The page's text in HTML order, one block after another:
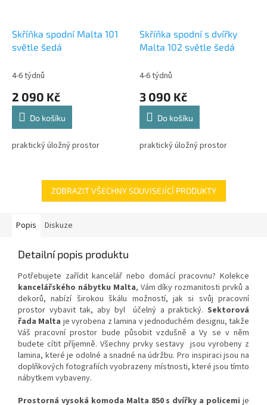
Skříňka spodní Malta 101
světle šedá
4-6 týdnů
2 090 Kč
Do košíku
praktický úložný prostor
Skříňka spodní s dvířky
Malta 102 světle šedá
4-6 týdnů
3 090 Kč
Do košíku
praktický úložný prostor
ZOBRAZIT VŠECHNY SOUVISEJÍCÍ PRODUKTY
Popis Diskuze
Detailní popis produktu
Potřebujete zařídit kancelář nebo domácí pracovnu? Kolekce
kancelářského nábytku Malta, Vám díky rozmanitosti prvků a
dekorů, nabízí širokou škálu možností, jak si svůj pracovní
prostor vybavit tak, aby byl účelný a praktický. Sektorová
řada Malta je vyrobena z lamina v jednoduchém designu, takže
Váš pracovní prostor bude působit vzdušně a Vy se v něm
budete cítit příjemně. Všechny prvky sestavy jsou vyrobeny z
lamina, které je odolné a snadné na údržbu. Pro inspiraci jsou na
doplňkových fotografiích vyobrazeny místnosti, které jsou tímto
nábytkem vybaveny.
Prostorná vysoká komoda Malta 850 s dvířky a policemi je